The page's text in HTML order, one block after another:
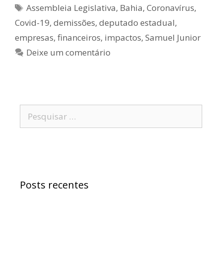
Assembleia Legislativa, Bahia,Coronavírus,
Covid-19, demissões, deputado estadual,
empresas, financeiros, impactos, Samuel Junior
Deixe um comentário
Posts recentes